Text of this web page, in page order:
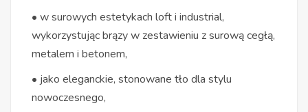
• w surowych estetykach loft i industrial,
wykorzystując brązy w zestawieniu z surową cegłą,
metalem i betonem,
• jako eleganckie, stonowane tło dla stylu
nowoczesnego,